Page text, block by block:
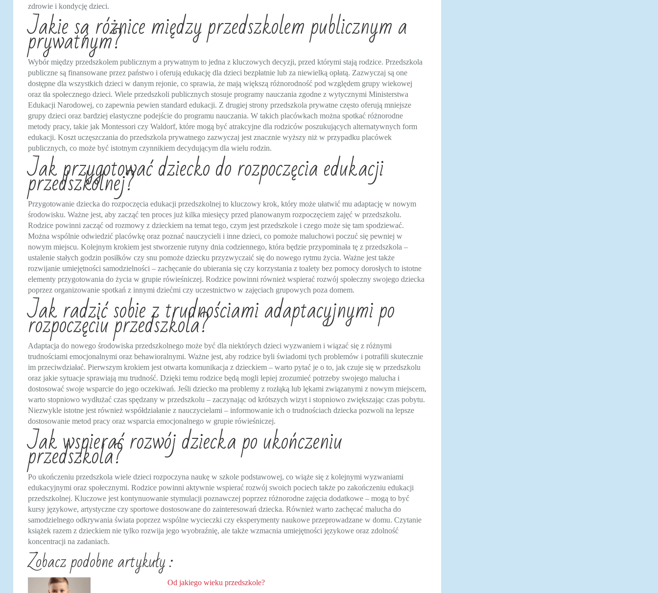
zdrowie i kondycję dzieci.
Jakie są różnice między przedszkolem publicznym a
prywatnym?
Wybór między przedszkolem publicznym a prywatnym to jedna z kluczowych decyzji, przed którymi stają rodzice. Przedszkola
publiczne są finansowane przez państwo i oferują edukację dla dzieci bezpłatnie lub za niewielką opłatą. Zazwyczaj są one
dostępne dla wszystkich dzieci w danym rejonie, co sprawia, że mają większą różnorodność pod względem grupy wiekowej
oraz tła społecznego dzieci. Wiele przedszkoli publicznych stosuje programy nauczania zgodne z wytycznymi Ministerstwa
Edukacji Narodowej, co zapewnia pewien standard edukacji. Z drugiej strony przedszkola prywatne często oferują mniejsze
grupy dzieci oraz bardziej elastyczne podejście do programu nauczania. W takich placówkach można spotkać różnorodne
metody pracy, takie jak Montessori czy Waldorf, które mogą być atrakcyjne dla rodziców poszukujących alternatywnych form
edukacji. Koszt uczęszczania do przedszkola prywatnego zazwyczaj jest znacznie wyższy niż w przypadku placówek
publicznych, co może być istotnym czynnikiem decydującym dla wielu rodzin.
Jak przygotować dziecko do rozpoczęcia edukacji
przedszkolnej?
Przygotowanie dziecka do rozpoczęcia edukacji przedszkolnej to kluczowy krok, który może ułatwić mu adaptację w nowym
środowisku. Ważne jest, aby zacząć ten proces już kilka miesięcy przed planowanym rozpoczęciem zajęć w przedszkolu.
Rodzice powinni zacząć od rozmowy z dzieckiem na temat tego, czym jest przedszkole i czego może się tam spodziewać.
Można wspólnie odwiedzić placówkę oraz poznać nauczycieli i inne dzieci, co pomoże maluchowi poczuć się pewniej w
nowym miejscu. Kolejnym krokiem jest stworzenie rutyny dnia codziennego, która będzie przypominała tę z przedszkola –
ustalenie stałych godzin posiłków czy snu pomoże dziecku przyzwyczaić się do nowego rytmu życia. Ważne jest także
rozwijanie umiejętności samodzielności – zachęcanie do ubierania się czy korzystania z toalety bez pomocy dorosłych to istotne
elementy przygotowania do życia w grupie rówieśniczej. Rodzice powinni również wspierać rozwój społeczny swojego dziecka
poprzez organizowanie spotkań z innymi dziećmi czy uczestnictwo w zajęciach grupowych poza domem.
Jak radzić sobie z trudnościami adaptacyjnymi po
rozpoczęciu przedszkola?
Adaptacja do nowego środowiska przedszkolnego może być dla niektórych dzieci wyzwaniem i wiązać się z różnymi
trudnościami emocjonalnymi oraz behawioralnymi. Ważne jest, aby rodzice byli świadomi tych problemów i potrafili skutecznie
im przeciwdziałać. Pierwszym krokiem jest otwarta komunikacja z dzieckiem – warto pytać je o to, jak czuje się w przedszkolu
oraz jakie sytuacje sprawiają mu trudność. Dzięki temu rodzice będą mogli lepiej zrozumieć potrzeby swojego malucha i
dostosować swoje wsparcie do jego oczekiwań. Jeśli dziecko ma problemy z rozłąką lub lękami związanymi z nowym miejscem,
warto stopniowo wydłużać czas spędzany w przedszkolu – zaczynając od krótszych wizyt i stopniowo zwiększając czas pobytu.
Niezwykle istotne jest również współdziałanie z nauczycielami – informowanie ich o trudnościach dziecka pozwoli na lepsze
dostosowanie metod pracy oraz wsparcia emocjonalnego w grupie rówieśniczej.
Jak wspierać rozwój dziecka po ukończeniu
przedszkola?
Po ukończeniu przedszkola wiele dzieci rozpoczyna naukę w szkole podstawowej, co wiąże się z kolejnymi wyzwaniami
edukacyjnymi oraz społecznymi. Rodzice powinni aktywnie wspierać rozwój swoich pociech także po zakończeniu edukacji
przedszkolnej. Kluczowe jest kontynuowanie stymulacji poznawczej poprzez różnorodne zajęcia dodatkowe – mogą to być
kursy językowe, artystyczne czy sportowe dostosowane do zainteresowań dziecka. Również warto zachęcać malucha do
samodzielnego odkrywania świata poprzez wspólne wycieczki czy eksperymenty naukowe przeprowadzane w domu. Czytanie
książek razem z dzieckiem nie tylko rozwija jego wyobraźnię, ale także wzmacnia umiejętności językowe oraz zdolność
koncentracji na zadaniach.
Zobacz podobne artykuły :
Od jakiego wieku przedszkole?